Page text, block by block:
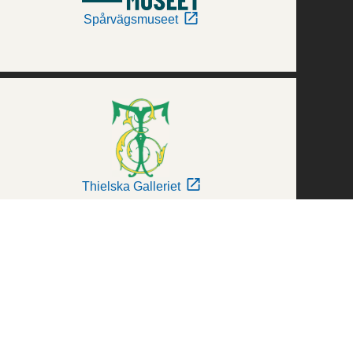
Spårvägsmuseet
Thielska Galleriet